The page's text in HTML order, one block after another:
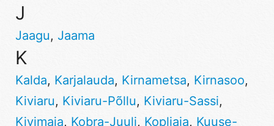
J
Jaagu, Jaama
K
Kalda, Karjalauda, Kirnametsa, Kirnasoo,
Kiviaru, Kiviaru-Põllu, Kiviaru-Sassi,
Kivimaja, Kobra-Juuli, Kopliaia, Kuuse-